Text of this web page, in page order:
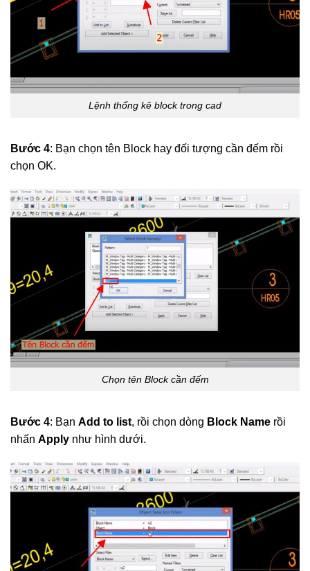
Lệnh thống kê block trong cad
Bước 4: Bạn chọn tên Block hay đối tượng cần đếm rồi
chọn OK.
Chọn tên Block cần đếm
Bước 4: Bạn Add to list, rồi chọn dòng Block Name rồi
nhấn Apply như hình dưới.